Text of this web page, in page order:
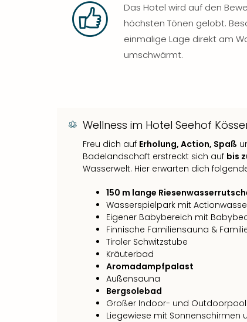
Das Hotel wird auf den
höchsten Tönen gelobt.
einmalige Lage direkt am
umschwärmt.
Wellness im Hotel Seehof
Freu dich auf Erholung, Action, Spaß
Badelandschaft erstreckt sich auf bis
Wasserwelt. Hier erwarten dich
150 m lange
Wasserspielpark mit
Eigener Babybereich mit
Finnische Familiensauna &
Tiroler Schwitzstube
Kräuterbad
Aromadampfpalast
Außensauna
Bergsolebad
Großer Indoor- und
Liegewiese mit Sonnenschirmen